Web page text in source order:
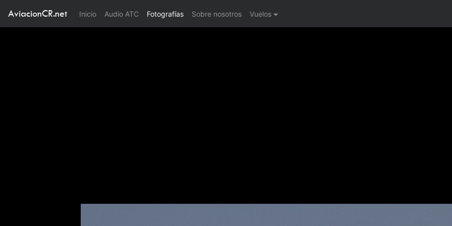
AviacionCR.net Inicio(current)
Audio ATC Fotografías Sobre nosotros Vuelos